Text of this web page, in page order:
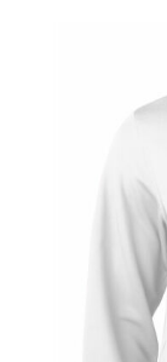
Verjaardagen
Voetbal, EK
Voor de